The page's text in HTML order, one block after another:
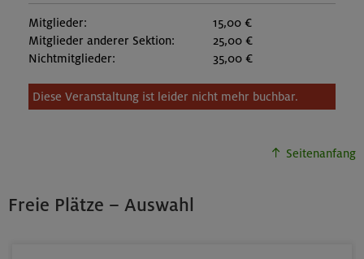
Mitglieder:
15,00 €
Mitglieder anderer Sektion:
25,00 €
Nichtmitglieder:
35,00 €
Diese Veranstaltung ist leider nicht mehr buchbar.
Seitenanfang
Freie Plätze – Auswahl